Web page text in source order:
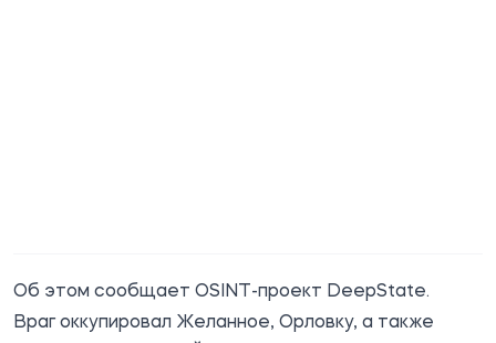
Об этом сообщает OSINT-проект DeepState.
Враг оккупировал Желанное, Орловку, а также